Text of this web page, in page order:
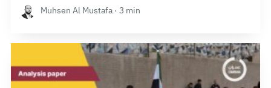
Muhsen Al Mustafa · 3 min